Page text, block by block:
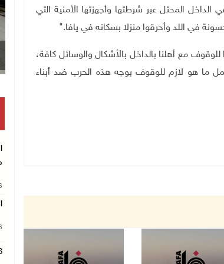
المحتل عبر شرطتها وأجهزتها الأمنية التي
في اللد وأحرقوا منزلا بسكانه في يافا".
مع أهلنا بالداخل بالأشكال والوسائل كافة،
ما هو لازم للوقوف بوجه هذه الحرب ضد أبناء